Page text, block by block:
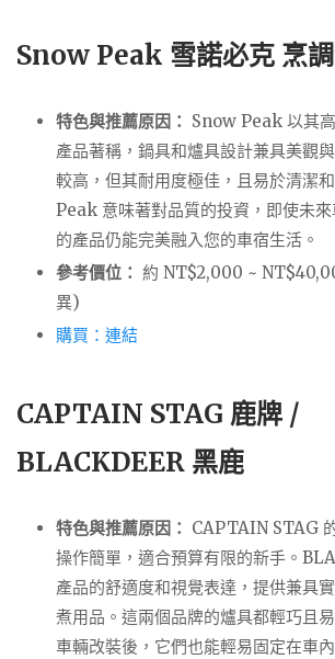
Snow Peak 雪諾必克 烹
特色與推薦原因： Snow Peak 以其
產品著稱，鍋具和爐具設計兼具美觀
較高，但其耐用度極佳，且易於清潔
Peak 意味著對品質的投資，即使未
的產品仍能完美融入您的車宿生活。
參考價位： 約 NT$2,000 ~
異)
購買：連結
CAPTAIN STAG 鹿牌 /
BLACKDEER 黑鹿
特色與推薦原因： CAPTAIN STAG
操作簡單，適合預算有限的新手。
產品的舒適度和視覺表達，提供兼具
煮用品。這兩個品牌的爐具都輕巧且
車輛改裝後，它們也能輕易固定在車